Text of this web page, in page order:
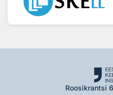
Roosikrantsi